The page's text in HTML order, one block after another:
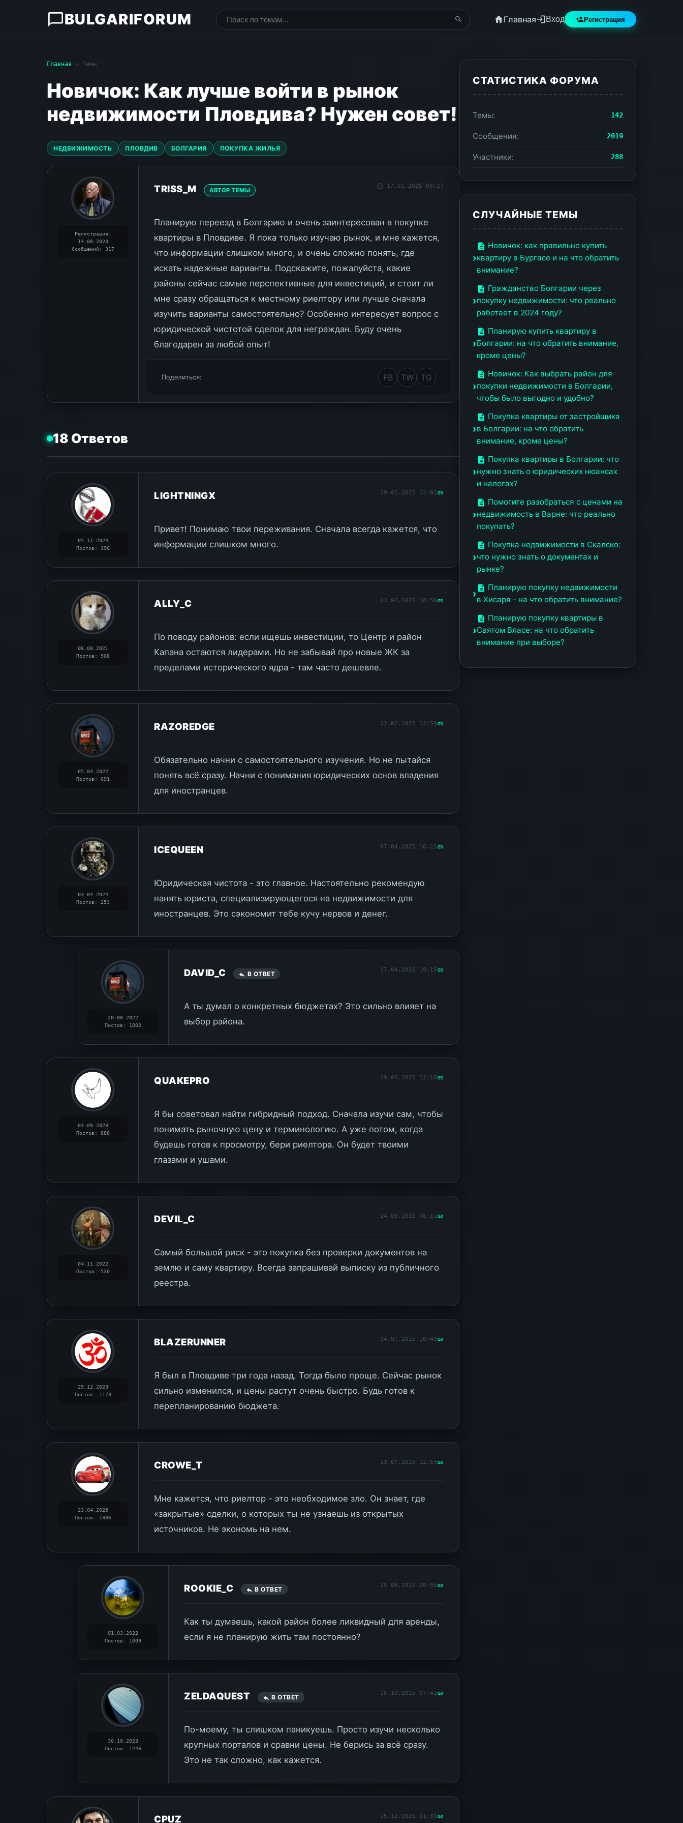
BULGARIFORUM Главная Вход Регистрация
Главная » Темы
Новичок: Как лучше войти в рынок
недвижимости Пловдива? Нужен совет!
НЕДВИЖИМОСТЬ ПЛОВДИВ БОЛГАРИЯ ПОКУПКА ЖИЛЬЯ
Регистрация:
14.08.2023
Сообщений: 317
TRISS_M АВТОР ТЕМЫ
17.01.2025 03:27
Планирую переезд в Болгарию и очень заинтересован в покупке
квартиры в Пловдиве. Я пока только изучаю рынок, и мне кажется,
что информации слишком много, и очень сложно понять, где
искать надежные варианты. Подскажите, пожалуйста, какие
районы сейчас самые перспективные для инвестиций, и стоит ли
мне сразу обращаться к местному риелтору или лучше сначала
изучить варианты самостоятельно? Особенно интересует вопрос с
юридической чистотой сделок для неграждан. Буду очень
благодарен за любой опыт!
Поделиться: FB TW TG
18 Ответов
05.11.2024
Постов: 396
LIGHTNINGX 19.01.2025 12:02
Привет! Понимаю твои переживания. Сначала всегда кажется, что
информации слишком много.
08.08.2021
Постов: 968
ALLY_C 03.02.2025 18:50
По поводу районов: если ищешь инвестиции, то Центр и район
Капана остаются лидерами. Но не забывай про новые ЖК за
пределами исторического ядра - там часто дешевле.
05.04.2022
Постов: 691
RAZOREDGE 22.02.2025 12:59
Обязательно начни с самостоятельного изучения. Но не пытайся
понять всё сразу. Начни с понимания юридических основ владения
для иностранцев.
03.04.2024
Постов: 253
ICEQUEEN 07.04.2025 16:21
Юридическая чистота - это главное. Настоятельно рекомендую
нанять юриста, специализирующегося на недвижимости для
иностранцев. Это сэкономит тебе кучу нервов и денег.
20.08.2022
Постов: 1002
DAVID_C В ОТВЕТ
27.04.2025 19:15
А ты думал о конкретных бюджетах? Это сильно влияет на
выбор района.
03.09.2023
Постов: 888
QUAKEPRO 19.05.2025 12:18
Я бы советовал найти гибридный подход. Сначала изучи сам, чтобы
понимать рыночную цену и терминологию. А уже потом, когда
будешь готов к просмотру, бери риелтора. Он будет твоими
глазами и ушами.
04.11.2022
Постов: 530
DEVIL_C 24.05.2025 06:11
Самый большой риск - это покупка без проверки документов на
землю и саму квартиру. Всегда запрашивай выписку из публичного
реестра.
29.12.2023
Постов: 1170
BLAZERUNNER 04.07.2025 10:43
Я был в Пловдиве три года назад. Тогда было проще. Сейчас рынок
сильно изменился, и цены растут очень быстро. Будь готов к
перепланированию бюджета.
23.04.2025
Постов: 1336
CROWE_T 13.07.2025 12:53
Мне кажется, что риелтор - это необходимое зло. Он знает, где
«закрытые» сделки, о которых ты не узнаешь из открытых
источников. Не экономь на нем.
01.03.2022
Постов: 1009
ROOKIE_C В ОТВЕТ
25.08.2025 00:56
Как ты думаешь, какой район более ликвидный для аренды,
если я не планирую жить там постоянно?
30.10.2023
Постов: 1246
ZELDAQUEST В ОТВЕТ
15.10.2025 07:41
По-моему, ты слишком паникуешь. Просто изучи несколько
крупных порталов и сравни цены. Не берись за всё сразу.
Это не так сложно, как кажется.
CPUZ 15.12.2025 01:33
СТАТИСТИКА ФОРУМА
Темы: 142
Сообщения: 2019
Участники: 288
СЛУЧАЙНЫЕ ТЕМЫ
Новичок: как правильно купить
квартиру в Бургасе и на что обратить
внимание?
Гражданство Болгарии через
покупку недвижимости: что реально
работает в 2024 году?
Планирую купить квартиру в
Болгарии: на что обратить внимание,
кроме цены?
Новичок: Как выбрать район для
покупки недвижимости в Болгарии,
чтобы было выгодно и удобно?
Покупка квартиры от застройщика
в Болгарии: на что обратить
внимание, кроме цены?
Покупка квартиры в Болгарии: что
нужно знать о юридических нюансах
и налогах?
Помогите разобраться с ценами на
недвижимость в Варне: что реально
покупать?
Покупка недвижимости в Скалско:
что нужно знать о документах и
рынке?
Планирую покупку недвижимости
в Хисаря - на что обратить внимание?
Планирую покупку квартиры в
Святом Власе: на что обратить
внимание при выборе?